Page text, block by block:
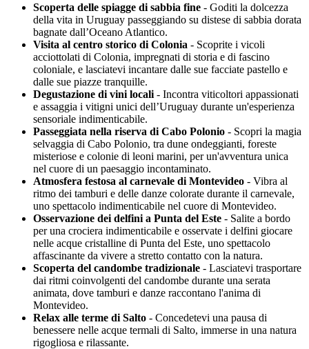
Scoperta delle spiagge di sabbia fine - Goditi la dolcezza
della vita in Uruguay passeggiando su distese di sabbia dorata
bagnate dall’Oceano Atlantico.
Visita al centro storico di Colonia - Scoprite i vicoli
acciottolati di Colonia, impregnati di storia e di fascino
coloniale, e lasciatevi incantare dalle sue facciate pastello e
dalle sue piazze tranquille.
Degustazione di vini locali - Incontra viticoltori appassionati
e assaggia i vitigni unici dell’Uruguay durante un'esperienza
sensoriale indimenticabile.
Passeggiata nella riserva di Cabo Polonio - Scopri la magia
selvaggia di Cabo Polonio, tra dune ondeggianti, foreste
misteriose e colonie di leoni marini, per un'avventura unica
nel cuore di un paesaggio incontaminato.
Atmosfera festosa al carnevale di Montevideo - Vibra al
ritmo dei tamburi e delle danze colorate durante il carnevale,
uno spettacolo indimenticabile nel cuore di Montevideo.
Osservazione dei delfini a Punta del Este - Salite a bordo
per una crociera indimenticabile e osservate i delfini giocare
nelle acque cristalline di Punta del Este, uno spettacolo
affascinante da vivere a stretto contatto con la natura.
Scoperta del candombe tradizionale - Lasciatevi trasportare
dai ritmi coinvolgenti del candombe durante una serata
animata, dove tamburi e danze raccontano l'anima di
Montevideo.
Relax alle terme di Salto - Concedetevi una pausa di
benessere nelle acque termali di Salto, immerse in una natura
rigogliosa e rilassante.